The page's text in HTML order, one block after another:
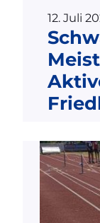
12. Juli